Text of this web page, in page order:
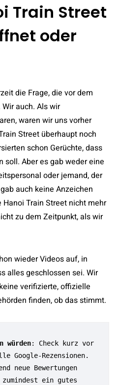
Train Street
oder
die Frage, die vor dem
auch. Als wir
waren wir uns vorher
Street überhaupt noch
schon Gerüchte, dass
Aber es gab weder eine
oder jemand, der
auch keine Anzeichen
Train Street nicht mehr
zu dem Zeitpunkt, als wir
wieder Videos auf, in
alles geschlossen sei. Wir
verifizierte, offizielle
finden, ob das stimmt.
würden: Check kurz vor
Google-Rezensionen.
neue Bewertungen
ein gutes